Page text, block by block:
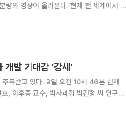
량의 영상이 올라온다. 현재 전 세계에서 한
속도가
발 기대감 ‘강세’
10시 46분 현재